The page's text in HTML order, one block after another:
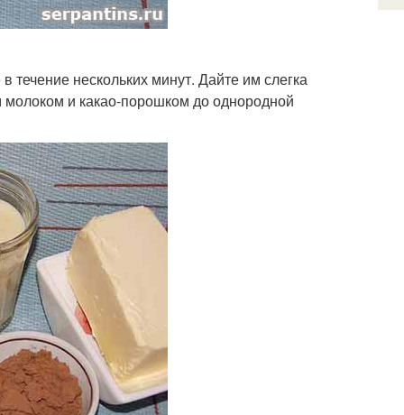
течение нескольких минут. Дайте им слегка
и какао-порошком до однородной